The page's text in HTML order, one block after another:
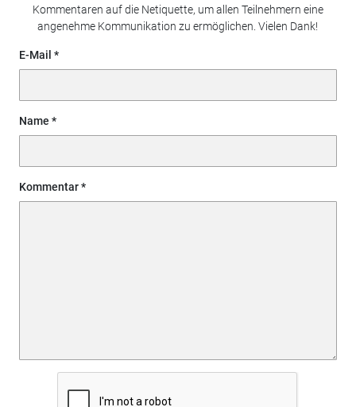
Kommentaren auf die Netiquette, um allen Teilnehmern eine
angenehme Kommunikation zu ermöglichen. Vielen Dank!
E-Mail
Name
Kommentar